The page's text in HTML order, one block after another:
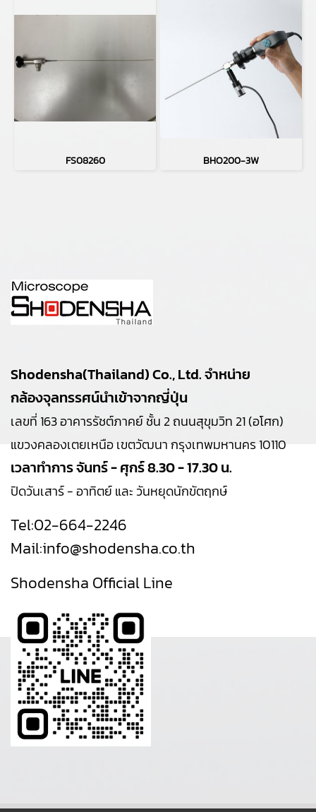
FS08260 BHO200-3W
Shodensha(Thailand) Co., Ltd. จำหน่าย
กล้องจุลทรรศน์นำเข้าจากญี่ปุ่น
เลขที่ 163 อาคารรัชต์ภาคย์ ชั้น 2 ถนนสุขุมวิท 21 (อโศก)
แขวงคลองเตยเหนือ เขตวัฒนา กรุงเทพมหานคร 10110
เวลาทำการ จันทร์ - ศุกร์ 8.30 - 17.30 น.
ปิดวันเสาร์ - อาทิตย์ และ วันหยุดนักขัตฤกษ์
Tel:02-664-2246
Mail:info@shodensha.co.th
Shodensha Official Line